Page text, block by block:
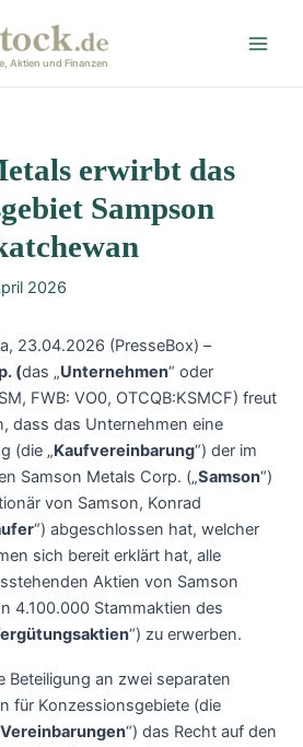
Aktien und Finanzen
erwirbt das
Sampson
2026
23.04.2026 (PresseBox) –
(das „Unternehmen“ oder
FWB: VO0, OTCQB:KSMCF) freut
dass das Unternehmen eine
(die „Kaufvereinbarung“) der im
Samson Metals Corp. („Samson“)
von Samson, Konrad
“) abgeschlossen hat, welcher
sich bereit erklärt hat, alle
Aktien von Samson
4.100.000 Stammaktien des
“) zu erwerben.
Beteiligung an zwei separaten
für Konzessionsgebiete (die
“) das Recht auf den